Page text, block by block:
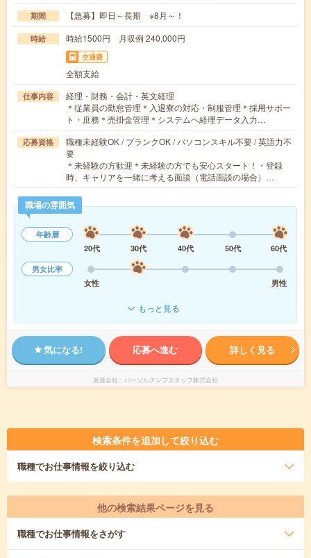
期間 【急募】即日～長期 ※8月～！
時給 時給1500円 月収例 240,000円
交通費
全額支給
仕事内容
経理・財務・会計・英文経理
＊従業員の勤怠管理＊入退寮の対応・制服管理＊採用サポー
ト・庶務＊売掛金管理＊システムへ経理データ入力…
応募資格
職種未経験OK / ブランクOK / パソコンスキル不要 / 英語力不
要
＊未経験の方歓迎＊未経験の方でも安心スタート！・登録
時、キャリアを一緒に考える面談（電話面談の場合）…
職場の雰囲気
年齢層
20代
30代 40代 50代
60代
男女比率
女性
男性
もっと見る
気になる! 応募へ進む 詳しく見る
派遣会社 パーソルテンプスタッフ株式会社
検索条件を追加して絞り込む
職種でお仕事情報を絞り込む
他の検索結果ページを見る
職種でお仕事情報をさがす